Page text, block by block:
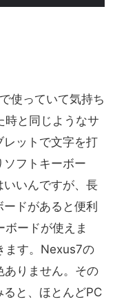
使っていて気持ち
時と同じようなサ
レットで文字を打
フトキーボー
いいんですが、長
ドがあると便利
ードが使えま
ます。Nexus7の
りません。その
と、ほとんどPC